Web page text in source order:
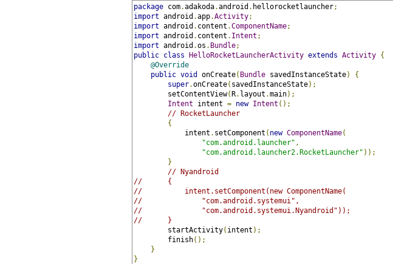
package com.adakoda.android . hellorocketlauncher;
import android .app.Activity;
import android . content .ComponentName;
import android . content . Intent ;
import android .os . Bundle;
public class HelloRocketLauncherActivity extends Activity {
@Override
public void onCreate( Bundle savedInstanceState)
{
super.onCreate( savedInstanceState);
setContentView(R. layout .main);
Intent intent = new Intent ();
// RocketLauncher
{
intent . setComponent ( new ComponentName(
"com.android.launcher" ,
"com.android.launcher2.RocketLauncher" ));
}
// Nyandroid
//      {
//          intent.setComponent(new ComponentName(
//              "com.android.systemui",
//              "com.android.systemui.Nyandroid"));
//      }
startActivity( intent );
finish();
}
}